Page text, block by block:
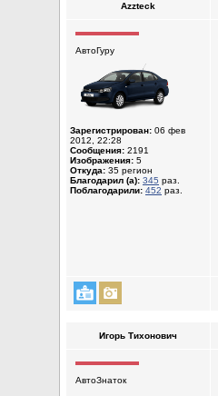
Azzteck
АвтоГуру
Зарегистрирован: 06 фев
2012, 22:28
Сообщения: 2191
Изображения: 5
Откуда: 35 регион
Благодарил (а): 345 раз.
Поблагодарили: 452 раз.
Игорь Тихонович
АвтоЗнаток